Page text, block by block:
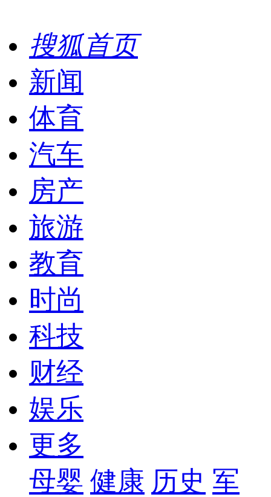
搜狐首页
新闻
体育
汽车
房产
旅游
教育
时尚
科技
财经
娱乐
更多
母婴 健康 历史 军